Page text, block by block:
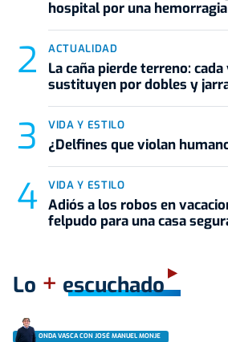
hospital por una hemorragia
ACTUALIDAD
La caña pierde terreno:
sustituyen por dobles y
VIDA Y ESTILO
¿Delfines que violan
VIDA Y ESTILO
Adiós a los robos en
felpudo para una casa
Lo + escuchado
ONDA VASCA CON JOSÉ MANUEL MONJE